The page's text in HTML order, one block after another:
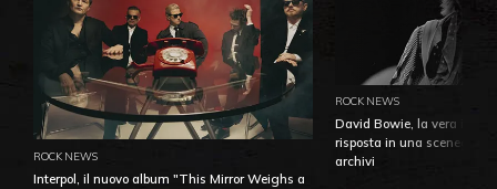
ROCK NEWS
Interpol, il nuovo album "This Mirror Weighs a
ROCK NEWS
David Bowie, la vera
risposta in una
archivi